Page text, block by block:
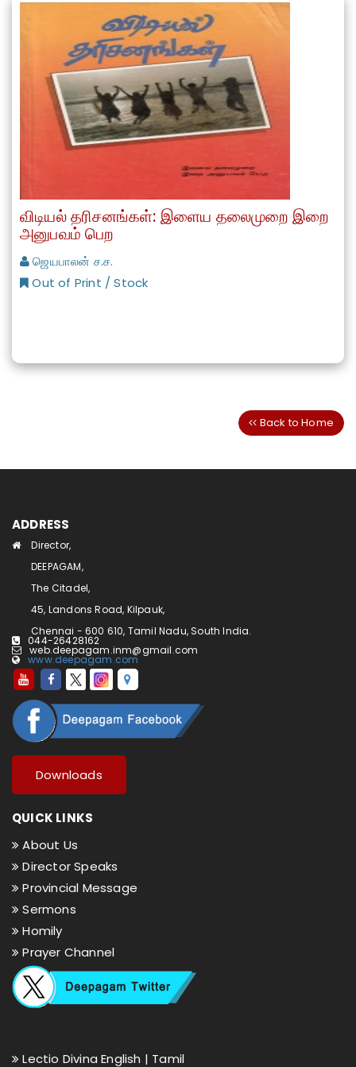
விடியல் தரிசனங்கள்: இளைய தலைமுறை இறை
அனுபவம் பெற
ஜெயபாலன் ச.ச.
Out of Print / Stock
Back to Home
ADDRESS
Director,
DEEPAGAM,
The Citadel,
45, Landons Road, Kilpauk,
Chennai - 600 610, Tamil Nadu, South India.
044-26428162
web.deepagam.inm@gmail.com
www.deepagam.com
Downloads
QUICK LINKS
About Us
Director Speaks
Provincial Message
Sermons
Homily
Prayer Channel
Lectio Divina English | Tamil